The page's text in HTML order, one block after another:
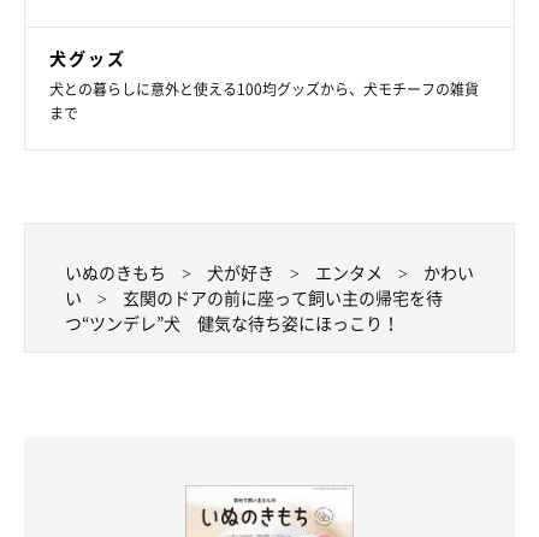
犬グッズ
犬との暮らしに意外と使える100均グッズから、犬モチーフの雑貨
まで
いぬのきもち 犬が好き エンタメ
かわい
い
玄関のドアの前に座って飼い主の帰宅を待
つ“ツンデレ”犬 健気な待ち姿にほっこり！